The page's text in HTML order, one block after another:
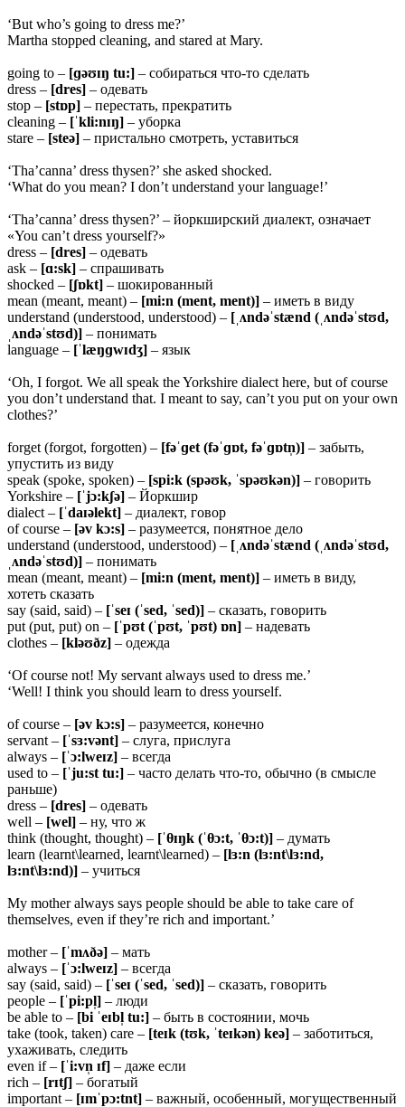
‘But who’s going to dress me?’
Martha stopped cleaning, and stared at Mary.
going to – [ɡəʊɪŋ tu:] – собираться что-то сделать
dress – [dres] – одевать
stop – [stɒp] – перестать, прекратить
cleaning – [ˈkli:nɪŋ] – уборка
stare – [steə] – пристально смотреть, уставиться
‘Tha’canna’ dress thysen?’ she asked shocked.
‘What do you mean? I don’t understand your language!’
‘Tha’canna’ dress thysen?’ – йоркширский диалект, означает
«You can’t dress yourself?»
dress – [dres] – одевать
ask – [ɑ:sk] – спрашивать
shocked – [ʃɒkt] – шокированный
mean (meant, meant) – [mi:n (ment, ment)] – иметь в виду
understand (understood, understood) – [ˌʌndəˈstænd (ˌʌndəˈstʊd,
ˌʌndəˈstʊd)] – понимать
language – [ˈlæŋɡwɪdʒ] – язык
‘Oh, I forgot. We all speak the Yorkshire dialect here, but of course
you don’t understand that. I meant to say, can’t you put on your own
clothes?’
forget (forgot, forgotten) – [fəˈɡet (fəˈɡɒt, fəˈɡɒtn̩)] – забыть,
упустить из виду
speak (spoke, spoken) – [spi:k (spəʊk, ˈspəʊkən)] – говорить
Yorkshire – [ˈjɔ:kʃə] – Йоркшир
dialect – [ˈdaɪəlekt] – диалект, говор
of course – [əv kɔ:s] – разумеется, понятное дело
understand (understood, understood) – [ˌʌndəˈstænd (ˌʌndəˈstʊd,
ˌʌndəˈstʊd)] – понимать
mean (meant, meant) – [mi:n (ment, ment)] – иметь в виду,
хотеть сказать
say (said, said) – [ˈseɪ (ˈsed, ˈsed)] – сказать, говорить
put (put, put) on – [ˈpʊt (ˈpʊt, ˈpʊt) ɒn] – надевать
clothes – [kləʊðz] – одежда
‘Of course not! My servant always used to dress me.’
‘Well! I think you should learn to dress yourself.
of course – [əv kɔ:s] – разумеется, конечно
servant – [ˈsɜ:vənt] – слуга, прислуга
always – [ˈɔ:lweɪz] – всегда
used to – [ˈju:st tu:] – часто делать что-то, обычно (в смысле
раньше)
dress – [dres] – одевать
well – [wel] – ну, что ж
think (thought, thought) – [ˈθɪŋk (ˈθɔ:t, ˈθɔ:t)] – думать
learn (learnt\learned, learnt\learned) – [lɜ:n (lɜ:nt\lɜ:nd,
lɜ:nt\lɜ:nd)] – учиться
My mother always says people should be able to take care of
themselves, even if they’re rich and important.’
mother – [ˈmʌðə] – мать
always – [ˈɔ:lweɪz] – всегда
say (said, said) – [ˈseɪ (ˈsed, ˈsed)] – сказать, говорить
people – [ˈpi:pl̩] – люди
be able to – [bi ˈeɪbl̩ tu:] – быть в состоянии, мочь
take (took, taken) care – [teɪk (tʊk, ˈteɪkən) keə] – заботиться,
ухаживать, следить
even if – [ˈi:vn̩ ɪf] – даже если
rich – [rɪtʃ] – богатый
important – [ɪmˈpɔ:tnt] – важный, особенный, могущественный